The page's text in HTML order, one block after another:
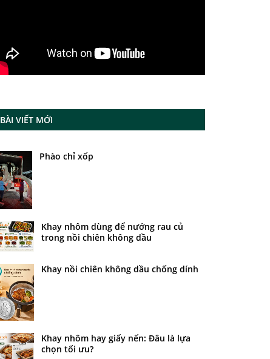
BÀI VIẾT MỚI
Phào chỉ xốp
Khay nhôm dùng để nướng rau củ
trong nồi chiên không dầu
Khay nồi chiên không dầu chống dính
Khay nhôm hay giấy nến: Đâu là lựa
chọn tối ưu?